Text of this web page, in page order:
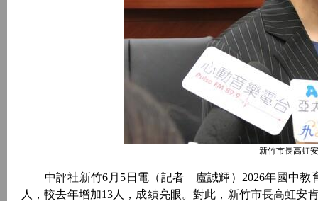
新竹市長高虹
中評社新竹6月5日電（記者 盧誠輝）2026年國中教育
人，較去年增加13人，成績亮眼。對此，新竹市長高虹